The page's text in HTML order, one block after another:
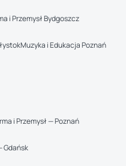
i Przemysł Bydgoszcz
Muzyka i Edukacja Poznań
i Przemysł — Poznań
Gdańsk